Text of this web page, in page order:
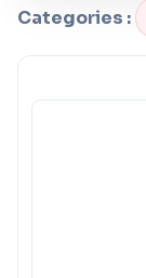
Categories :